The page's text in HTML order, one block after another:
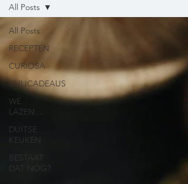
All Posts
RECEPTEN
CURIOSA
CULICADEAUS
WE
LAZEN....
DUITSE
KEUKEN
BESTAAT
DAT NOG?
All Posts